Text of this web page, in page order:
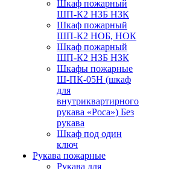
Шкаф пожарный
ШП-К2 НЗБ НЗК
Шкаф пожарный
ШП-К2 НОБ, НОК
Шкаф пожарный
ШП-К2 НЗБ НЗК
Шкафы пожарные
Ш-ПК-05Н (шкаф
для
внутриквартирного
рукава «Роса») Без
рукава
Шкаф под один
ключ
Рукава пожарные
Рукава для